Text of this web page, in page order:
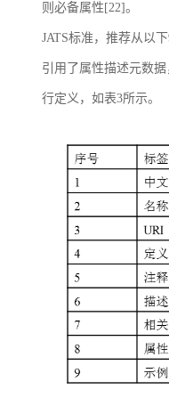
则必备属性[22]。
JATS标准，推荐从以
引用了属性描述元数
行定义，如表3所示。